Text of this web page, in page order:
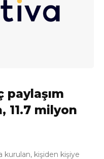
paylaşım
11.7 milyon
kurulan, kişiden kişiye